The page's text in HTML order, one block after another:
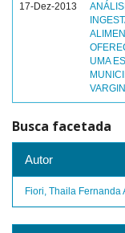
17-Dez-2013
UMA
Busca facetada
Autor
Fiori, Thaila Fernanda